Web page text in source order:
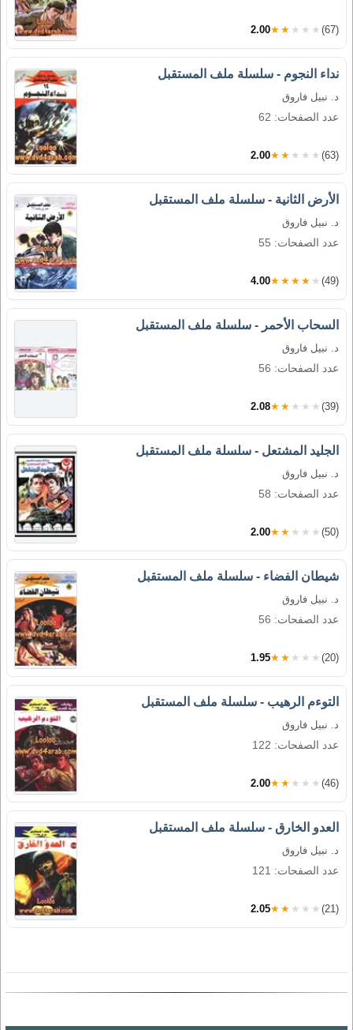
2.00★★★★★ (67)
نداء النجوم - سلسلة ملف المستقبل
د. نبيل فاروق
عدد الصفحات: 62
2.00★★★★★ (63)
الأرض الثانية - سلسلة ملف المستقبل
د. نبيل فاروق
عدد الصفحات: 55
4.00★★★★★ (49)
السحاب الأحمر - سلسلة ملف المستقبل
د. نبيل فاروق
عدد الصفحات: 56
2.08★★★★★ (39)
الجليد المشتعل - سلسلة ملف المستقبل
د. نبيل فاروق
عدد الصفحات: 58
2.00★★★★★ (50)
شيطان الفضاء - سلسلة ملف المستقبل
د. نبيل فاروق
عدد الصفحات: 56
1.95★★★★★ (20)
التوءم الرهيب - سلسلة ملف المستقبل
د. نبيل فاروق
عدد الصفحات: 122
2.00★★★★★ (46)
العدو الخارق - سلسلة ملف المستقبل
د. نبيل فاروق
عدد الصفحات: 121
2.05★★★★★ (21)